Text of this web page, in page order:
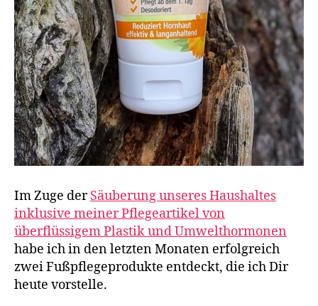
Im Zuge derSäuberung unseres Haushaltes
inklusive meiner Pflegeartikel von
überflüssigem Plastik und Umwelthormonen
habe ich in den letzten Monaten erfolgreich
zwei Fußpflegeprodukte entdeckt, die ich Dir
heute vorstelle.